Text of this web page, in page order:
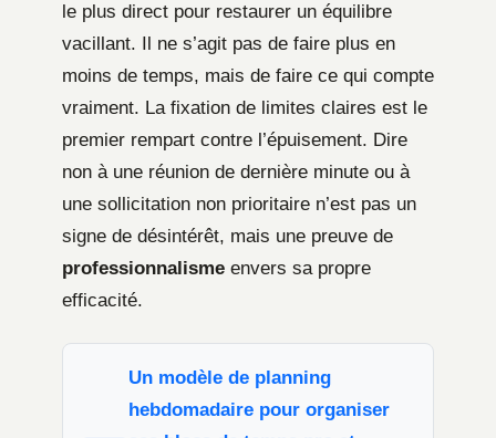
le plus direct pour restaurer un équilibre
vacillant. Il ne s’agit pas de faire plus en
moins de temps, mais de faire ce qui compte
vraiment. La fixation de limites claires est le
premier rempart contre l’épuisement. Dire
non à une réunion de dernière minute ou à
une sollicitation non prioritaire n’est pas un
signe de désintérêt, mais une preuve de
professionnalisme envers sa propre
efficacité.
Un modèle de planning
hebdomadaire pour organiser